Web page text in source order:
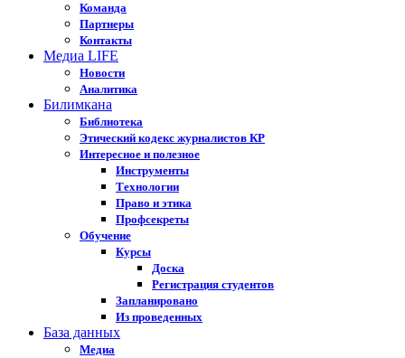
Команда
Партнеры
Контакты
Медиа LIFE
Новости
Аналитика
Билимкана
Библиотека
Этический кодекс журналистов КР
Интересное и полезное
Инструменты
Технологии
Право и этика
Профсекреты
Обучение
Курсы
Доска
Регистрация студентов
Запланировано
Из проведенных
База данных
Медиа